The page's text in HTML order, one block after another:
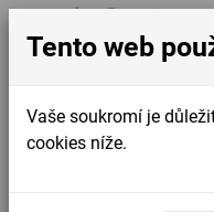
Tento web
Vaše soukromí je
cookies níže.